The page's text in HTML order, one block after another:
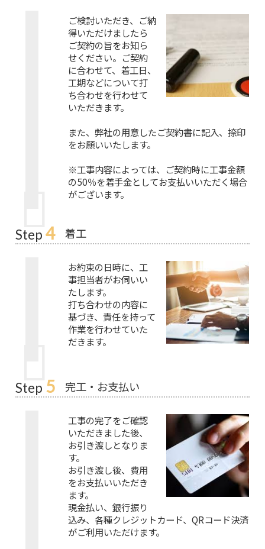
ご検討いただき、ご納
得いただけましたら
ご契約の旨をお知ら
せください。ご契約
に合わせて、着工日、
工期などについて打
ち合わせを行わせて
いただきます。
また、弊社の用意したご契約書に記入、捺印
をお願いいたします。
※工事内容によっては、ご契約時に工事金額
の50％を着手金としてお支払いいただく場合
がございます。
Step 4 着工
お約束の日時に、工
事担当者がお伺いい
たします。
打ち合わせの内容に
基づき、責任を持って
作業を行わせていた
だきます。
Step 5 完工・お支払い
工事の完了をご確認
いただきました後、
お引き渡しとなりま
す。
お引き渡し後、費用
をお支払いいただき
ます。
現金払い、銀行振り
込み、各種クレジットカード、QRコード決済
がご利用いただけます。